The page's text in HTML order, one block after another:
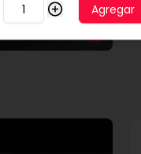
Agregar